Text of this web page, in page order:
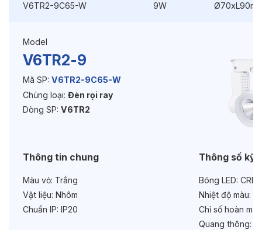
Kích thướcØ70xL90mm
Độ bền & tùy chọn mở rộng
Tuổi thọ:>30000h
Chức năng:On/Off
V6TR2-9C65-W 9W
Model
V6TR2-9
Mã SP: V6TR2-9C65-W
Chủng loại: Đèn rọi ray
Dòng SP: V6TR2
Thông tin chung
Màu vỏ: Trắng
Vật liệu: Nhôm
Chuẩn IP: IP20
Thông số kỹ
Bóng LED:
Nhiệt độ màu:
Chỉ số hoàn
Quang thông: